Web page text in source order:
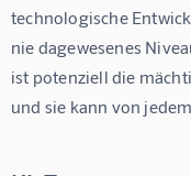
technologische
nie dagewesenes
ist potenziell die
und sie kann von